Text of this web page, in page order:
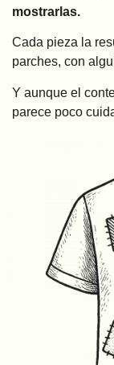
mostrarlas.
Cada pieza la
parches, con
Y aunque el
parece poco